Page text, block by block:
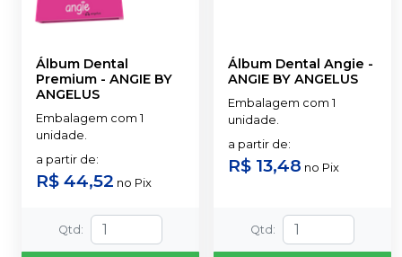
Álbum Dental
Premium - ANGIE BY
ANGELUS
Embalagem com 1
unidade.
a partir de:
R$ 44,52 no Pix
Qtd :
Álbum Dental Angie -
ANGIE BY ANGELUS
Embalagem com 1
unidade.
a partir de:
R$ 13,48 no Pix
Qtd :